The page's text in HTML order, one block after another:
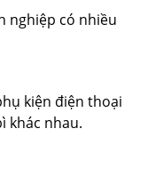
nghiệp có nhiều
kiện điện thoại
khác nhau.